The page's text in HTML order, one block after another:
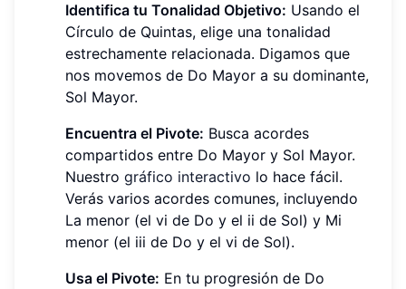
Identifica tu Tonalidad Objetivo: Usando el
Círculo de Quintas, elige una tonalidad
estrechamente relacionada. Digamos que
nos movemos de Do Mayor a su dominante,
Sol Mayor.
Encuentra el Pivote: Busca acordes
compartidos entre Do Mayor y Sol Mayor.
Nuestro gráfico interactivo lo hace fácil.
Verás varios acordes comunes, incluyendo
La menor (el vi de Do y el ii de Sol) y Mi
menor (el iii de Do y el vi de Sol).
Usa el Pivote: En tu progresión de Do